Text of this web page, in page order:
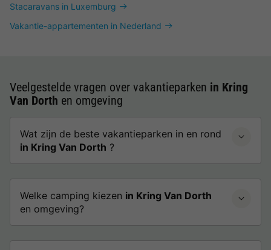
Stacaravans in Luxemburg
Vakantie-appartementen in Nederland
Veelgestelde vragen over vakantieparken in Kring
Van Dorth en omgeving
Wat zijn de beste vakantieparken in en rond
in Kring Van Dorth ?
Welke camping kiezen in Kring Van Dorth
en omgeving?